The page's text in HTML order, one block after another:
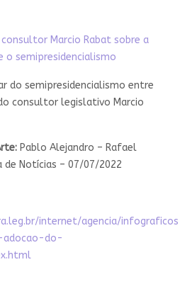
Marcio Rabat sobre a
o semipresidencialismo
do semipresidencialismo entre
consultor legislativo Marcio
Pablo Alejandro – Rafael
de Notícias – 07/07/2022
internet/agencia/
do-